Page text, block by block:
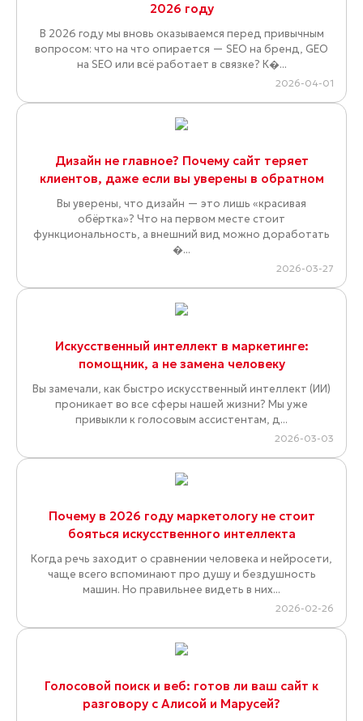
2026 году
В 2026 году мы вновь оказываемся перед привычным
вопросом: что на что опирается — SEO на бренд, GEO
на SEO или всё работает в связке? К�...
2026-04-01
Дизайн не главное? Почему сайт теряет
клиентов, даже если вы уверены в обратном
Вы уверены, что дизайн — это лишь «красивая
обёртка»? Что на первом месте стоит
функциональность, а внешний вид можно доработать
�...
2026-03-27
Искусственный интеллект в маркетинге:
помощник, а не замена человеку
Вы замечали, как быстро искусственный интеллект (ИИ)
проникает во все сферы нашей жизни? Мы уже
привыкли к голосовым ассистентам, д...
2026-03-03
Почему в 2026 году маркетологу не стоит
бояться искусственного интеллекта
Когда речь заходит о сравнении человека и нейросети,
чаще всего вспоминают про душу и бездушность
машин. Но правильнее видеть в них...
2026-02-26
Голосовой поиск и веб: готов ли ваш сайт к
разговору с Алисой и Марусей?